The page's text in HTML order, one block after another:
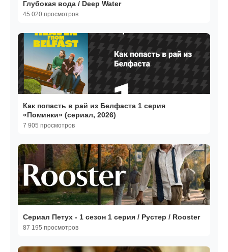
Глубокая вода / Deep Water
45 020 просмотров
Как попасть в рай из Белфаста 1 серия
«Поминки» (сериал, 2026)
7 905 просмотров
Сериал Петух - 1 сезон 1 серия / Рустер / Rooster
87 195 просмотров